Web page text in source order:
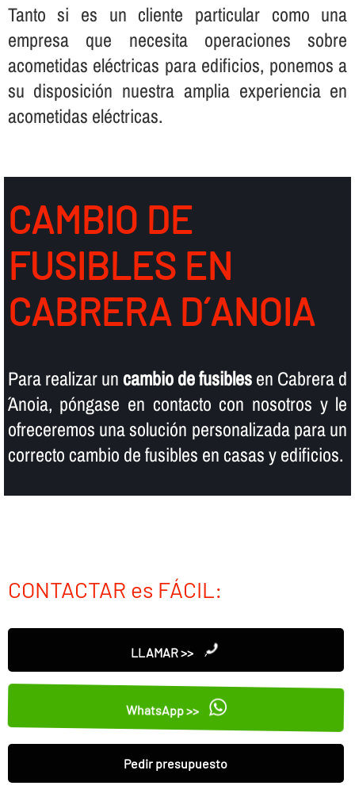
Tanto si es un cliente particular como una
empresa que necesita operaciones sobre
acometidas eléctricas para edificios, ponemos a
su disposición nuestra amplia experiencia en
acometidas eléctricas.
CAMBIO DE
FUSIBLES EN
CABRERA D´ANOIA
Para realizar uncambio de fusiblesen Cabrera d
´Anoia, póngase en contacto con nosotros y le
ofreceremos una solución personalizada para un
correcto cambio de fusibles en casas y edificios.
CONTACTAR es FÁCIL:
LLAMAR >>
WhatsApp >>
Pedir presupuesto